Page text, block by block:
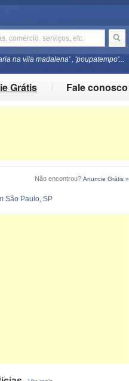
na vila madalena' , 'poupatempo'...
Grátis Fale conosco
Não encontrou? Anuncie Grátis »
São Paulo, SP